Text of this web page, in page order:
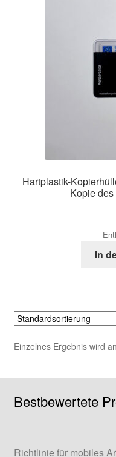
Hartplastik-
Kopie
In
Einzelnes Ergebnis wird
Bestbewertete
Richtlinie für mobiles